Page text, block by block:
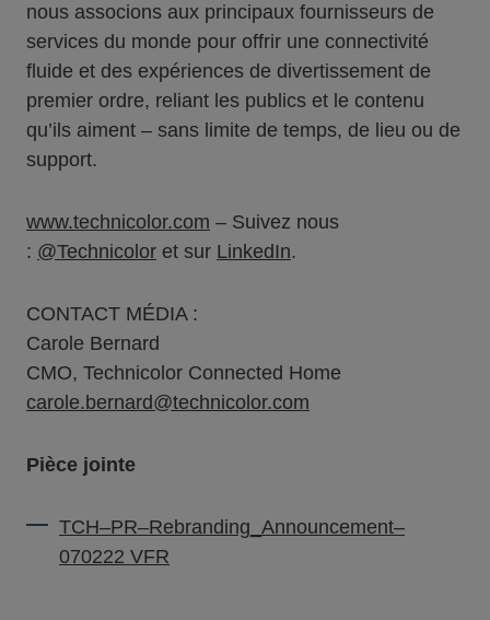
nous associons aux principaux fournisseurs de
services du monde pour offrir une connectivité
fluide et des expériences de divertissement de
premier ordre, reliant les publics et le contenu
qu’ils aiment – sans limite de temps, de lieu ou de
support.
www.technicolor.com – Suivez nous
: @Technicolor et sur LinkedIn.
CONTACT MÉDIA :
Carole Bernard
CMO, Technicolor Connected Home
carole.bernard@technicolor.com
Pièce jointe
TCH–PR–Rebranding_Announcement–
070222 VFR